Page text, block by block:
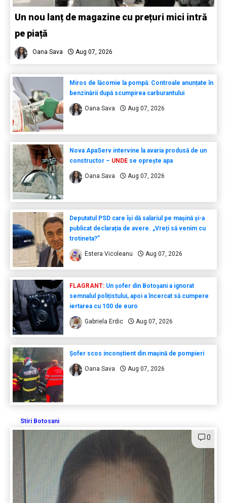
Un nou lanț de magazine cu prețuri mici intră
pe piață
Oana Sava Aug 07, 2026
Miros de lăcomie la pompă: Controale anunțate în
benzinării după scumpirea carburantului
Oana Sava Aug 07, 2026
Nova ApaServ intervine la avaria produsă de un
constructor – UNDEse oprește apa
Oana Sava Aug 07, 2026
Deputatul PSD care își dă salariul pe mașină și-a
publicat declarația de avere. „Vreți să venim cu
trotineta?”
Estera Vicoleanu Aug 07, 2026
FLAGRANT: Un șofer din Botoșani a ignorat
semnalul polițistului, apoi a încercat să cumpere
iertarea cu 100 de euro
Gabriela Erdic Aug 07, 2026
Șofer scos inconștient din mașină de pompieri
Oana Sava Aug 07, 2026
Stiri Botosani
0